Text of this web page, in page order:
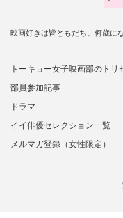
映画好きは皆ともだち。何歳に
トーキョー女子映画部のトリ
部員参加記事
ドラマ
イイ俳優セレクション一覧
メルマガ登録（女性限定）